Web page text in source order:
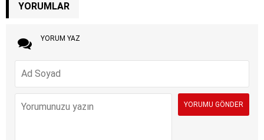
YORUMLAR
YORUM YAZ